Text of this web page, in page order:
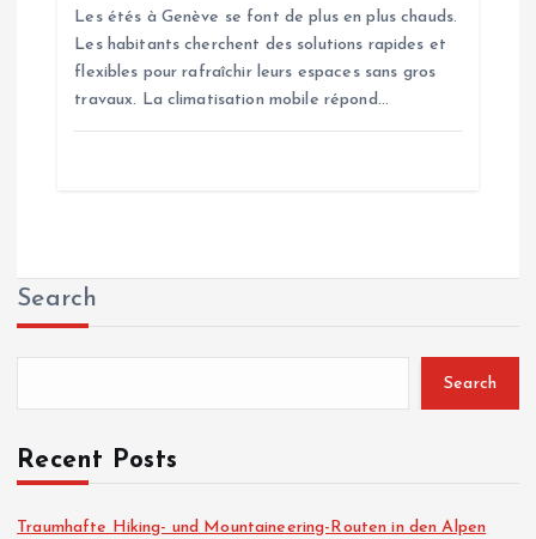
Les étés à Genève se font de plus en plus chauds.
Les habitants cherchent des solutions rapides et
flexibles pour rafraîchir leurs espaces sans gros
travaux. La climatisation mobile répond…
Search
Search
Recent Posts
Traumhafte Hiking- und Mountaineering-Routen in den Alpen